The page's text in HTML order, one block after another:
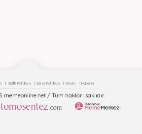
Gizlilik Politikası Çerez Politikası İletişim Haberler
memeonline.net / Tüm hakları saklıdır.